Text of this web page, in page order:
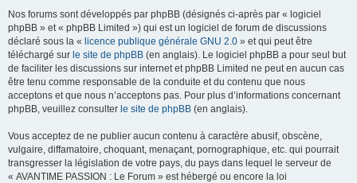
Nos forums sont développés par phpBB (désignés ci-après par « logiciel
phpBB » et « phpBB Limited ») qui est un logiciel de forum de discussions
déclaré sous la « licence publique générale GNU 2.0 » et qui peut être
téléchargé sur le site de phpBB (en anglais). Le logiciel phpBB a pour seul but
de faciliter les discussions sur internet et phpBB Limited ne peut en aucun cas
être tenu comme responsable de la conduite et du contenu que nous
acceptons et que nous n’acceptons pas. Pour plus d’informations concernant
phpBB, veuillez consulter le site de phpBB (en anglais).
Vous acceptez de ne publier aucun contenu à caractère abusif, obscène,
vulgaire, diffamatoire, choquant, menaçant, pornographique, etc. qui pourrait
transgresser la législation de votre pays, du pays dans lequel le serveur de
« AVANTIME PASSION : Le Forum » est hébergé ou encore la loi